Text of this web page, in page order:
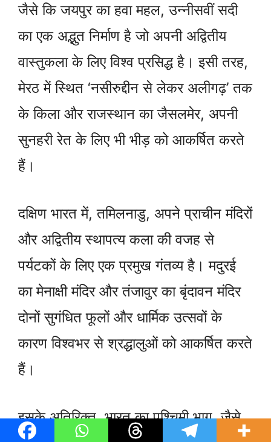
जैसे कि जयपुर का हवा महल, उन्नीसवीं सदी
का एक अद्भुत निर्माण है जो अपनी अद्वितीय
वास्तुकला के लिए विश्व प्रसिद्ध है। इसी तरह,
मेरठ में स्थित ‘नसीरुद्दीन से लेकर अलीगढ़’ तक
के किला और राजस्थान का जैसलमेर, अपनी
सुनहरी रेत के लिए भी भीड़ को आकर्षित करते
हैं।
दक्षिण भारत में, तमिलनाडु, अपने प्राचीन मंदिरों
और अद्वितीय स्थापत्य कला की वजह से
पर्यटकों के लिए एक प्रमुख गंतव्य है। मदुरई
का मेनाक्षी मंदिर और तंजावुर का बृंदावन मंदिर
दोनों सुगंधित फूलों और धार्मिक उत्सवों के
कारण विश्वभर से श्रद्धालुओं को आकर्षित करते
हैं।
इसके अतिरिक्त, भारत का पश्चिमी भाग, जैसे